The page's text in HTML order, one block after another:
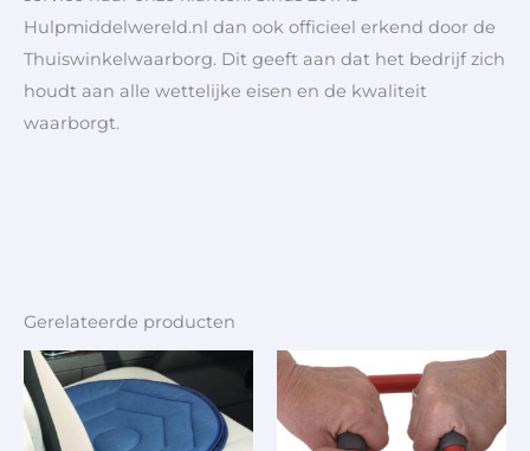
Hulpmiddelwereld.nl dan ook officieel erkend door de
Thuiswinkelwaarborg. Dit geeft aan dat het bedrijf zich
houdt aan alle wettelijke eisen en de kwaliteit
waarborgt.
Gerelateerde producten